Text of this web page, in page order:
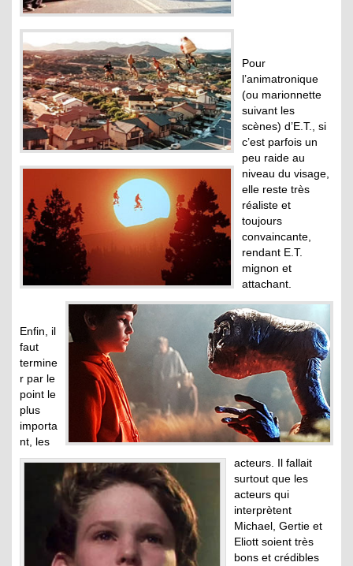
Pour
l’animatronique
(ou marionnette
suivant les
scènes) d’E.T., si
c’est parfois un
peu raide au
niveau du visage,
elle reste très
réaliste et
toujours
convaincante,
rendant E.T.
mignon et
attachant.
Enfin, il
faut
termine
r par le
point le
plus
importa
nt, les
acteurs. Il fallait
surtout que les
acteurs qui
interprètent
Michael, Gertie et
Eliott soient très
bons et crédibles